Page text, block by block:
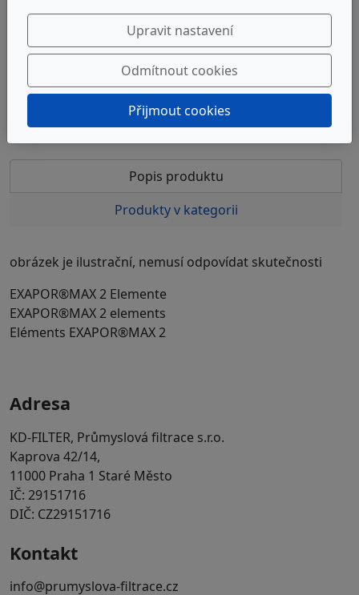
u dodavatele
2 600 Kčbez DPH
Popis produktu
Produkty v kategorii
obrázek je ilustrační, nemusí odpovídat skutečnosti
EXAPOR®MAX 2 Elemente
EXAPOR®MAX 2 elements
Eléments EXAPOR®MAX 2
Adresa
KD-FILTER, Průmyslová filtrace s.r.o.
Kaprova 42/14,
11000 Praha 1 Staré Město
IČ: 29151716
DIČ: CZ29151716
Kontakt
info@prumyslova-filtrace.cz
Upravit nastavení
Odmítnout cookies
Přijmout cookies